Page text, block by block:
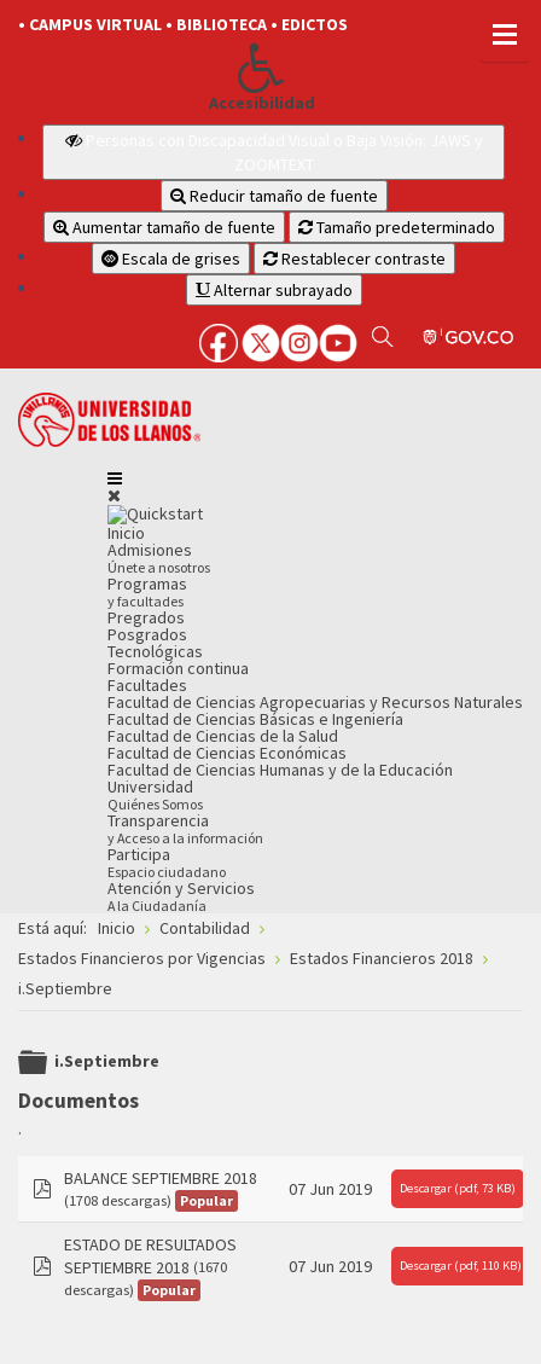
• CAMPUS VIRTUAL • BIBLIOTECA • EDICTOS
Accesibilidad
Reducir tamaño de fuente
Aumentar tamaño de fuente
Tamaño predeterminado
Escala de grises
Restablecer contraste
Alternar subrayado
Inicio
Admisiones
Únete a nosotros
Programas
y facultades
Pregrados
Posgrados
Tecnológicas
Formación continua
Facultades
Facultad de Ciencias Agropecuarias y Recursos Naturales
Facultad de Ciencias Básicas e Ingeniería
Facultad de Ciencias de la Salud
Facultad de Ciencias Económicas
Facultad de Ciencias Humanas y de la Educación
Universidad
Quiénes Somos
Transparencia
y Acceso a la información
Participa
Espacio ciudadano
Atención y Servicios
A la Ciudadanía
Está aquí: Inicio
Contabilidad
Estados Financieros por Vigencias
Estados Financieros 2018
i.Septiembre
folder
i.Septiembre
Documentos
.
BALANCE SEPTIEMBRE 2018
(1708 descargas) Popular
07 Jun 2019 Descargar (pdf, 73 KB)
ESTADO DE RESULTADOS
SEPTIEMBRE 2018 (1670
descargas) Popular
07 Jun 2019 Descargar (pdf, 110 KB)